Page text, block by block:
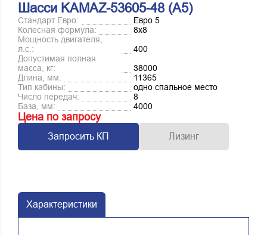
Шасси KAMAZ-53605-48 (A5)
Стандарт Евро:
Евро 5
Колесная формула:
8х8
Мощность двигателя,
л.с.:
400
Допустимая полная
масса, кг:
38000
Длина, мм:
11365
Тип кабины:
одно спальное место
Число передач:
8
База, мм:
4000
Цена по запросу
Запросить КП Лизинг
Характеристики